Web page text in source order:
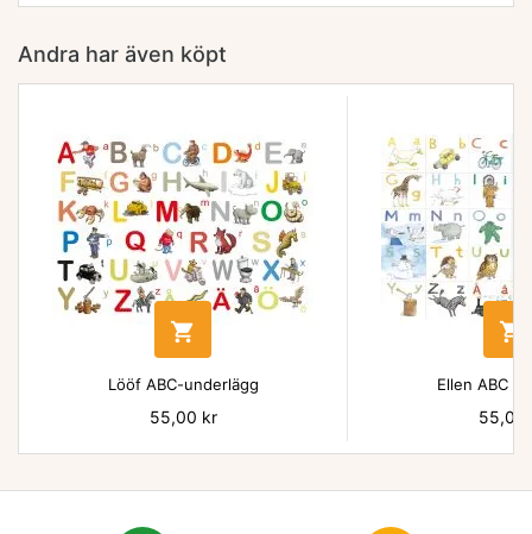
Andra har även köpt

Lööf ABC-underlägg
Pris
55,00 kr

Ellen ABC
Pris
55,00